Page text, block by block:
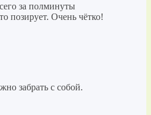
за полминуты
позирует. Очень чётко!
забрать с собой.